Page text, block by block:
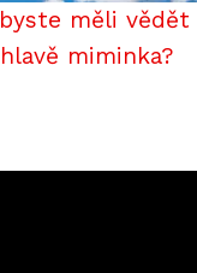
měli
miminka?